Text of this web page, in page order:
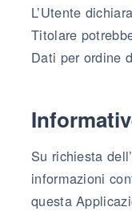
L’Utente
Titolare
Dati per ordine
Su richiesta
informazioni
questa